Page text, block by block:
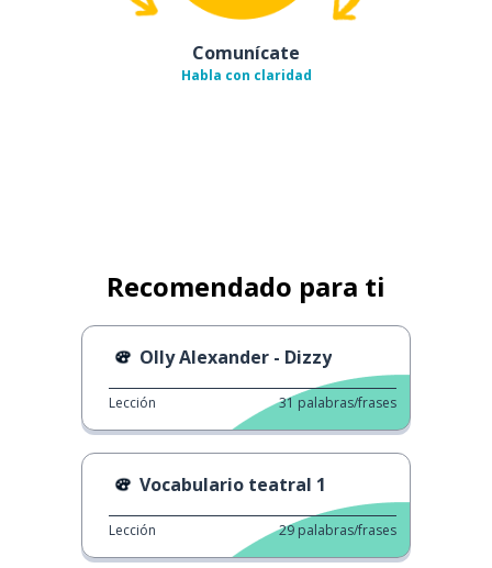
Comunícate
Habla con claridad
Recomendado para ti
Olly Alexander - Dizzy
Lección 31 palabras/frases
Vocabulario teatral 1
Lección 29 palabras/frases